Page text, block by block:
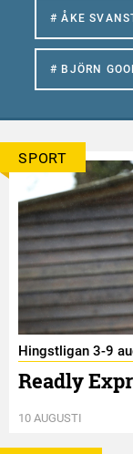
# ÅKE
# BJÖRN
SPORT
Hingstligan 3-9
Readly
10 AUGUSTI